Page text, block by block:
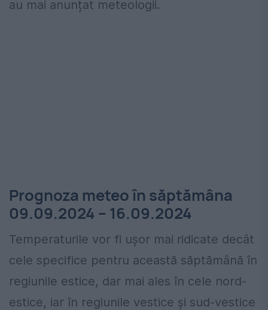
au mai anunțat meteologii.
Prognoza meteo în săptămâna
09.09.2024 – 16.09.2024
Temperaturile vor fi uşor mai ridicate decât
cele specifice pentru această săptămână în
regiunile estice, dar mai ales în cele nord-
estice, iar în regiunile vestice şi sud-vestice